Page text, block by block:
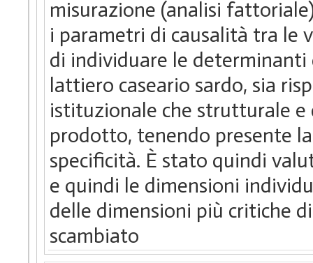
misurazione (analisi
i parametri di causalità tra le
di individuare le
lattiero caseario sardo, sia
istituzionale che strutturale
prodotto, tenendo presente
specificità. È stato quindi
e quindi le dimensioni
delle dimensioni più critiche
scambiato